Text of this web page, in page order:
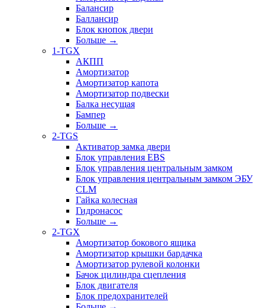
Балансир
Баллансир
Блок кнопок двери
Больше →
1-TGX
АКПП
Амортизатор
Амортизатор капота
Амортизатор подвески
Балка несущая
Бампер
Больше →
2-TGS
Активатор замка двери
Блок управления EBS
Блок управления центральным замком
Блок управления центральным замком ЭБУ
CLM
Гайка колесная
Гидронасос
Больше →
2-TGX
Амортизатор бокового ящика
Амортизатор крышки бардачка
Амортизатор рулевой колонки
Бачок цилиндра сцепления
Блок двигателя
Блок предохранителей